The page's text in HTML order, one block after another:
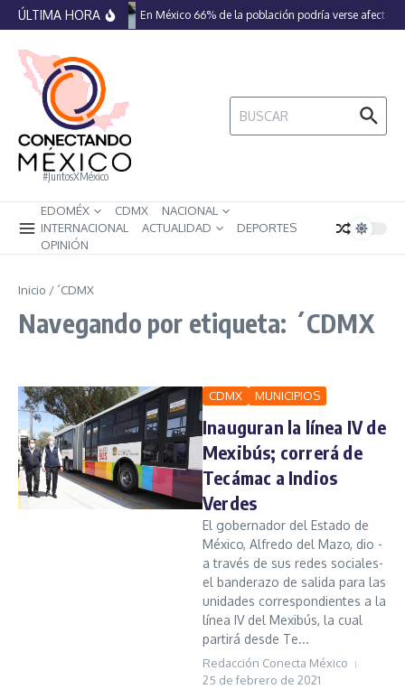
Saltar al contenido
ÚLTIMA HORA En México 66% de la población podría verse
#JuntosXMéxico
Buscar:
EDOMÉX CDMX
NACIONAL
INTERNACIONAL
ACTUALIDAD
DEPORTES
OPINIÓN
Inicio / ´CDMX
Navegando por etiqueta: ´CDMX
CDMX MUNICIPIOS
Inauguran la línea IV de
Mexibús; correrá de
Tecámac a Indios
Verdes
El gobernador del Estado de
México, Alfredo del Mazo, dio -
a través de sus redes sociales-
el banderazo de salida para las
unidades correspondientes a la
línea IV del Mexibús, la cual
partirá desde Te...
Redacción Conecta México
25 de febrero de 2021